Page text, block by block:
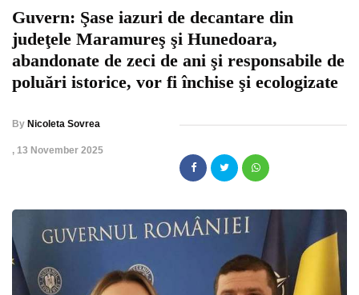
Guvern: Şase iazuri de decantare din
judeţele Maramureş şi Hunedoara,
abandonate de zeci de ani şi responsabile de
poluări istorice, vor fi închise şi ecologizate
By Nicoleta Sovrea
, 13 November 2025